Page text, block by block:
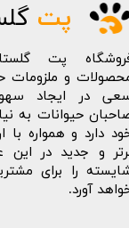
پت
پت
و ملزومات
در ایجاد
حیوانات به
دارد و همواره با
و جدید در این
را برای
آورد.